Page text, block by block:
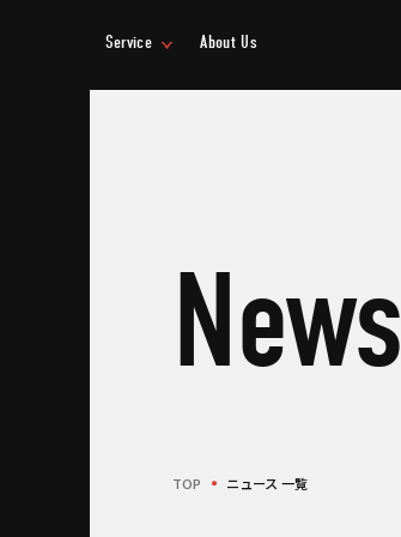
Service About Us
News
TOP ニュース 一覧